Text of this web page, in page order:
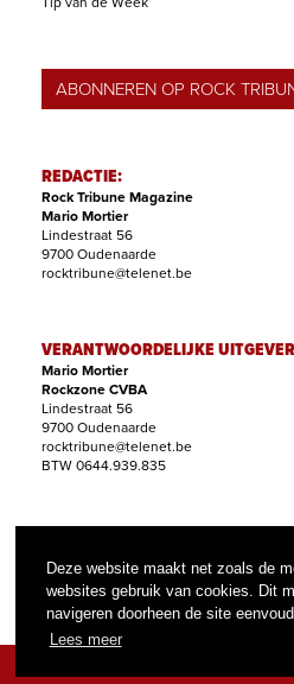
Deze website maakt net zoals de
websites gebruik van cookies. Dit
navigeren doorheen de site
Lees meer
ABONNEREN OP ROCK
REDACTIE:
Rock Tribune Magazine
Mario Mortier
Lindestraat 56
9700 Oudenaarde
rocktribune@telenet.be
VERANTWOORDELIJKE
Mario Mortier
Rockzone CVBA
Lindestraat 56
9700 Oudenaarde
rocktribune@telenet.be
BTW 0644.939.835
Filip Nollet
abonnementen@rock-tribune.com